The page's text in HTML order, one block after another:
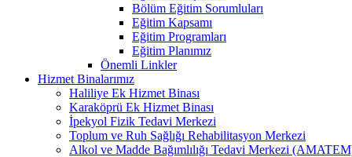
Bölüm Eğitim Sorumluları
Eğitim Kapsamı
Eğitim Programları
Eğitim Planımız
Önemli Linkler
Hizmet Binalarımız
Haliliye Ek Hizmet Binası
Karaköprü Ek Hizmet Binası
İpekyol Fizik Tedavi Merkezi
Toplum ve Ruh Sağlığı Rehabilitasyon Merkezi
Alkol ve Madde Bağımlılığı Tedavi Merkezi